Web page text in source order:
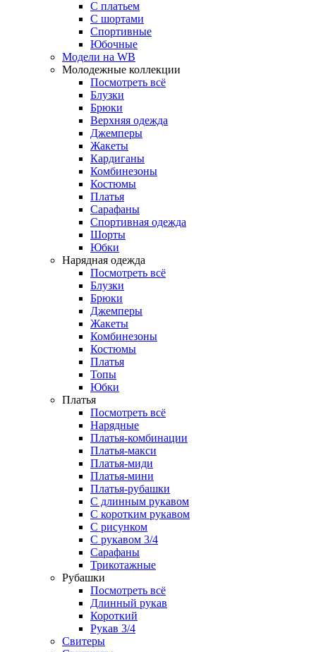
С платьем
С шортами
Спортивные
Юбочные
Модели на WB
Молодежные коллекции
Посмотреть всё
Блузки
Брюки
Верхняя одежда
Джемперы
Жакеты
Кардиганы
Комбинезоны
Костюмы
Платья
Сарафаны
Спортивная одежда
Шорты
Юбки
Нарядная одежда
Посмотреть всё
Блузки
Брюки
Джемперы
Жакеты
Комбинезоны
Костюмы
Платья
Топы
Юбки
Платья
Посмотреть всё
Нарядные
Платья-комбинации
Платья-макси
Платья-миди
Платья-мини
Платья-рубашки
С длинным рукавом
С коротким рукавом
С рисунком
С рукавом 3/4
Сарафаны
Трикотажные
Рубашки
Посмотреть всё
Длинный рукав
Короткий
Рукав 3/4
Свитеры